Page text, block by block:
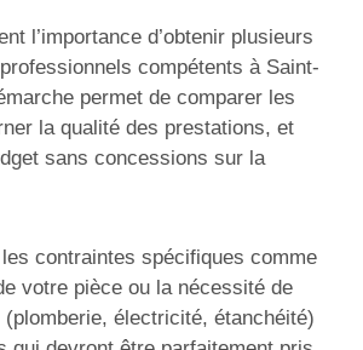
l’importance d’obtenir plusieurs
compétents à Saint-
permet de comparer les
la qualité des prestations, et
sans concessions sur la
contraintes spécifiques comme
votre pièce ou la nécessité de
électricité, étanchéité)